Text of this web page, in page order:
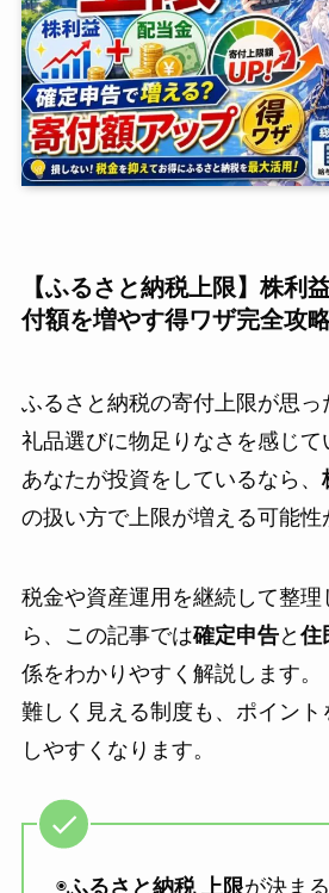
【ふるさと納税上限】株利
付額を増やす得ワザ完全攻
ふるさと納税の寄付上限が思っ
礼品選びに物足りなさを感じて
あなたが投資をしているなら、
の扱い方で上限が増える可能性
税金や資産運用を継続して整
ら、この記事では確定申告と住
係をわかりやすく解説します。
難しく見える制度も、ポイン
しやすくなります。
◉ふるさと納税 上限が決ま